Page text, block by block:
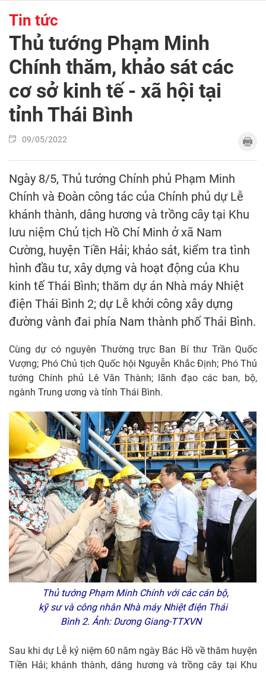
Tin tức
Thủ tướng Phạm Minh
Chính thăm, khảo sát các
cơ sở kinh tế - xã hội tại
tỉnh Thái Bình
09/05/2022
Ngày 8/5, Thủ tướng Chính phủ Phạm Minh
Chính và Đoàn công tác của Chính phủ dự Lễ
khánh thành, dâng hương và trồng cây tại Khu
lưu niệm Chủ tịch Hồ Chí Minh ở xã Nam
Cường, huyện Tiền Hải; khảo sát, kiểm tra tình
hình đầu tư, xây dựng và hoạt động của Khu
kinh tế Thái Bình; thăm dự án Nhà máy Nhiệt
điện Thái Bình 2; dự Lễ khởi công xây dựng
đường vành đai phía Nam thành phố Thái Bình.
Cùng dự có nguyên Thường trực Ban Bí thư Trần Quốc
Vượng; Phó Chủ tịch Quốc hội Nguyễn Khắc Định; Phó Thủ
tướng Chính phủ Lê Văn Thành; lãnh đạo các ban, bộ,
ngành Trung ương và tỉnh Thái Bình.
Thủ tướng Phạm Minh Chính với các cán bộ,
kỹ sư và công nhân Nhà máy Nhiệt điện Thái
Bình 2. Ảnh: Dương Giang-TTXVN
Sau khi dự Lễ kỷ niệm 60 năm ngày Bác Hồ về thăm huyện
Tiền Hải; khánh thành, dâng hương và trồng cây tại Khu